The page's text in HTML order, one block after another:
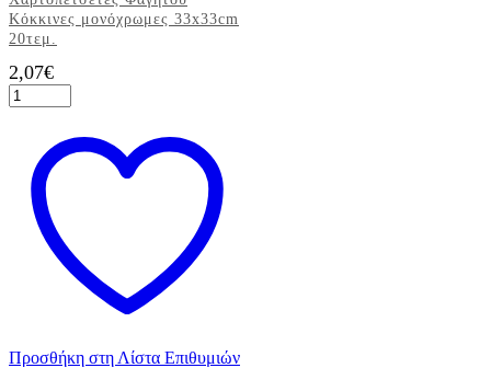
Κόκκινες μονόχρωμες 33x33cm
20τεμ.
2,07€
Χαρτοπετσέτες
Φαγητού
μονόχρωμες
33x33cm
20τεμ.
ποσότητα
Προσθήκη στη Λίστα Επιθυμιών